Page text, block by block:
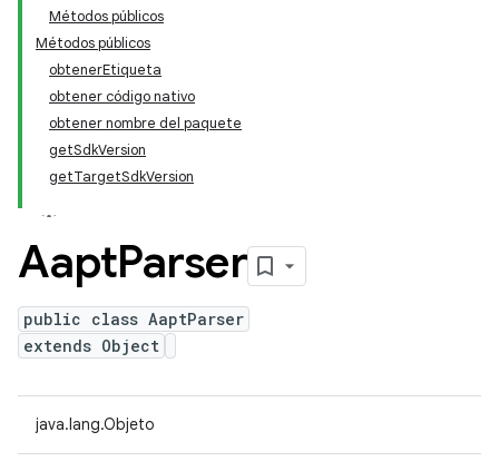
Métodos públicos
Métodos públicos
obtenerEtiqueta
obtener código nativo
obtener nombre del paquete
getSdkVersion
getTargetSdkVersion
AaptParser
public class AaptParser
extends Object
java.lang.Objeto